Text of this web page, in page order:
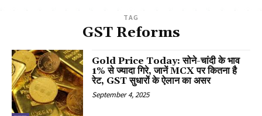
TAG
GST Reforms
Gold Price Today: सोने-चांदी के भाव
1% से ज्यादा गिरे, जानें MCX पर कितना है
रेट, GST सुधारों के ऐलान का असर
September 4, 2025